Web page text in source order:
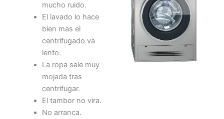
mucho ruido.
El lavado lo hace
bien mas el
centrifugado va
lento.
La ropa sale muy
mojada tras
centrifugar.
El tambor no vira.
No arranca.